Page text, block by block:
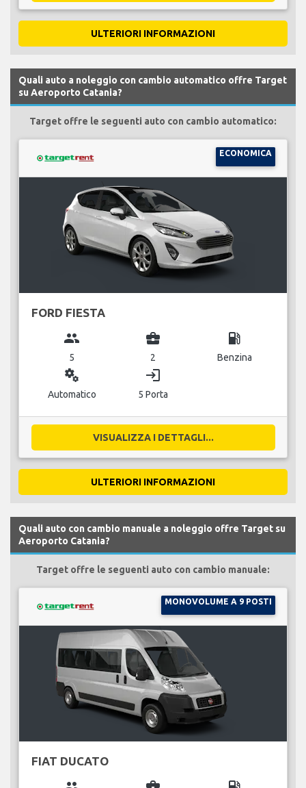
ULTERIORI INFORMAZIONI
Quali auto a noleggio con cambio automatico offre Target
su Aeroporto Catania?
Target offre le seguenti auto con cambio automatico:
ECONOMICA
FORD FIESTA
group
5
business_center
2
local_gas_station
Benzina
miscellaneous_services
Automatico
login
5 Porta
VISUALIZZA I DETTAGLI...
ULTERIORI INFORMAZIONI
Quali auto con cambio manuale a noleggio offre Target su
Aeroporto Catania?
Target offre le seguenti auto con cambio manuale:
MONOVOLUME A 9 POSTI
FIAT DUCATO